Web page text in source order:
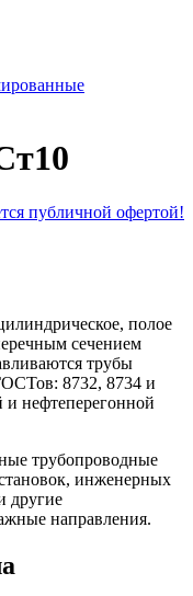
публичной офертой!
полое
сечением
трубы
8732, 8734 и
и нефтеперегонной
трубопроводные
инженерных
другие
направления.